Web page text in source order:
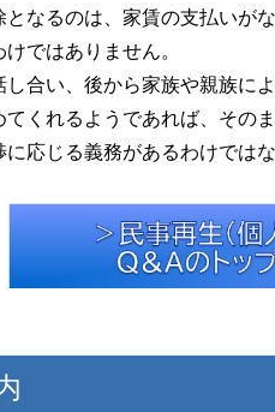
なるのは、家賃の支払いが
ではありません。
合い、後から家族や親族に
てくれるようであれば、その
応じる義務があるわけでは